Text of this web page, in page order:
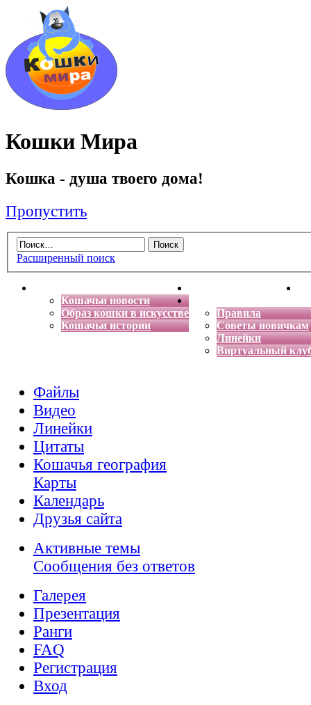
Кошки Мира
Кошка - душа твоего дома!
Пропустить
Расширенный поиск
Кошачьи новости
Образ кошки в искусстве
Кошачьи истории
Энциклопедия кошек
Правила
Советы новичкам
Линейки
Виртуальный
Файлы
Видео
Линейки
Цитаты
Кошачья география
Карты
Календарь
Друзья сайта
Активные темы
Сообщения без ответов
Галерея
Презентация
Ранги
FAQ
Регистрация
Вход